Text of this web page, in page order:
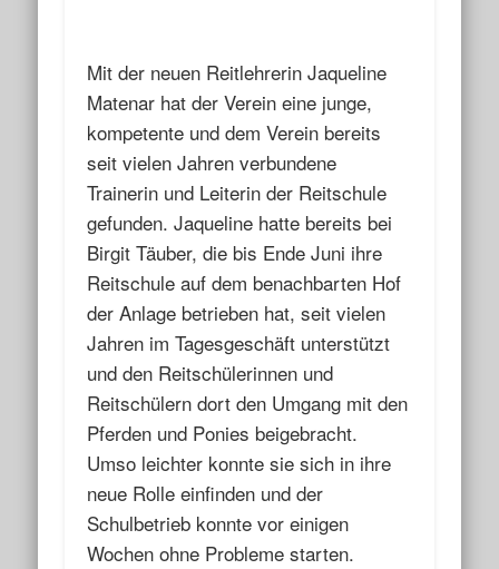
Mit der neuen Reitlehrerin Jaqueline
Matenar hat der Verein eine junge,
kompetente und dem Verein bereits
seit vielen Jahren verbundene
Trainerin und Leiterin der Reitschule
gefunden. Jaqueline hatte bereits bei
Birgit Täuber, die bis Ende Juni ihre
Reitschule auf dem benachbarten Hof
der Anlage betrieben hat, seit vielen
Jahren im Tagesgeschäft unterstützt
und den Reitschülerinnen und
Reitschülern dort den Umgang mit den
Pferden und Ponies beigebracht.
Umso leichter konnte sie sich in ihre
neue Rolle einfinden und der
Schulbetrieb konnte vor einigen
Wochen ohne Probleme starten.